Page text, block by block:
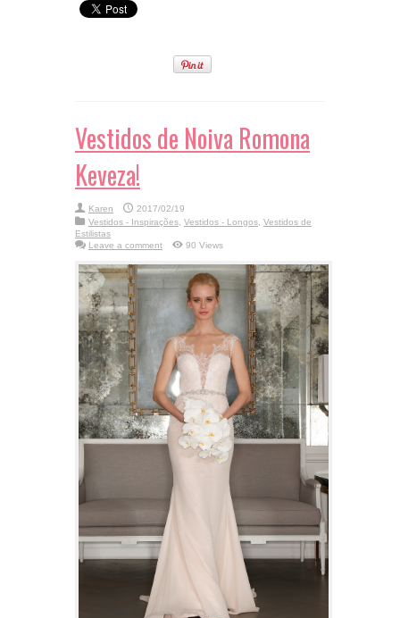
Vestidos de Noiva Romona
Keveza!
Karen
2017/02/19
Vestidos - Inspirações, Vestidos - Longos, Vestidos de
Estilistas
Leave a comment
90 Views